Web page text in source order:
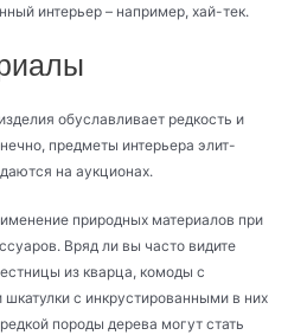
интерьер – например, хай-тек.
обуславливает редкость и
предметы интерьера элит-
на аукционах.
природных материалов при
Вряд ли вы часто видите
из кварца, комоды с
шкатулки с инкрустированными в них
породы дерева могут стать